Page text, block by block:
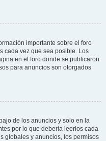
importante sobre el foro
cada vez que sea posible. Los
en el foro donde se publicaron.
para anuncios son otorgados
de los anuncios y solo en la
por lo que debería leerlos cada
globales y anuncios, los permisos